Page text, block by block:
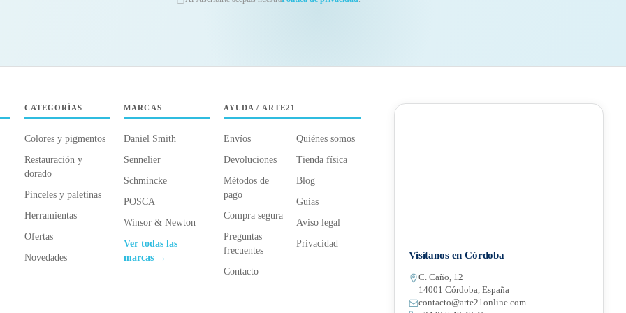
CATEGORÍAS
Colores y pigmentos
Restauración y
dorado
Pinceles y paletinas
Herramientas
Ofertas
Novedades
MARCAS
Daniel Smith
Sennelier
Schmincke
POSCA
Winsor & Newton
Ver todas las
marcas →
AYUDA / ARTE21
Envíos
Devoluciones
Métodos de
pago
Compra segura
Preguntas
frecuentes
Contacto
Quiénes somos
Tienda física
Blog
Guías
Aviso legal
Privacidad
Visítanos en Córdoba
C. Caño, 12
14001 Córdoba, España
contacto@arte21online.com